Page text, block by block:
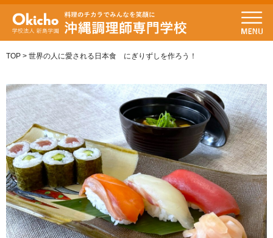
TOP > 世界の人に愛される日本食 にぎりずしを作ろう！